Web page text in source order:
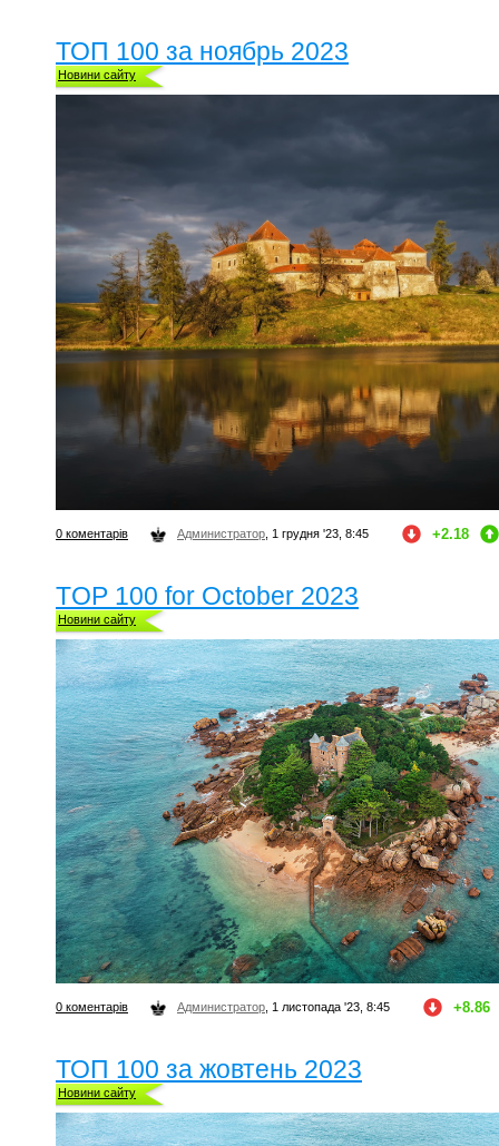
ТОП 100 за ноябрь 2023
Новини сайту
0 коментарів Администратор , 1 грудня '23, 8:45 +2.18
TOP 100 for October 2023
Новини сайту
0 коментарів Администратор , 1 листопада '23, 8:45 +8.86
ТОП 100 за жовтень 2023
Новини сайту